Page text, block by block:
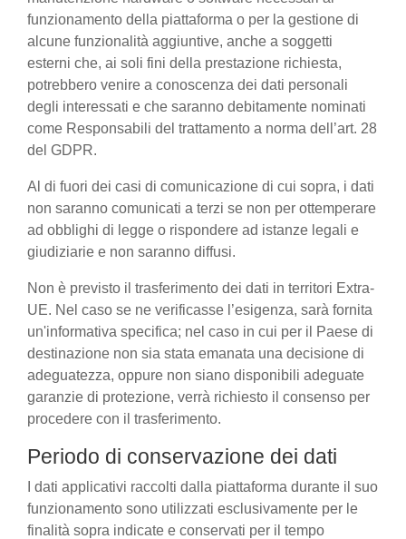
funzionamento della piattaforma o per la gestione di
alcune funzionalità aggiuntive, anche a soggetti
esterni che, ai soli fini della prestazione richiesta,
potrebbero venire a conoscenza dei dati personali
degli interessati e che saranno debitamente nominati
come Responsabili del trattamento a norma dell’art. 28
del GDPR.
Al di fuori dei casi di comunicazione di cui sopra, i dati
non saranno comunicati a terzi se non per ottemperare
ad obblighi di legge o rispondere ad istanze legali e
giudiziarie e non saranno diffusi.
Non è previsto il trasferimento dei dati in territori Extra-
UE. Nel caso se ne verificasse l’esigenza, sarà fornita
un'informativa specifica; nel caso in cui per il Paese di
destinazione non sia stata emanata una decisione di
adeguatezza, oppure non siano disponibili adeguate
garanzie di protezione, verrà richiesto il consenso per
procedere con il trasferimento.
Periodo di conservazione dei dati
I dati applicativi raccolti dalla piattaforma durante il suo
funzionamento sono utilizzati esclusivamente per le
finalità sopra indicate e conservati per il tempo